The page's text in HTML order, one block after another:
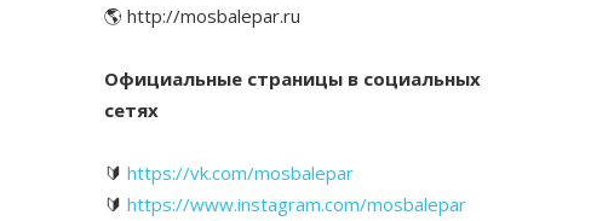
🌎 http://mosbalepar.ru
Официальные страницы в социальных
сетях
🔰 https://vk.com/mosbalepar
🔰 https://www.instagram.com/mosbalepar